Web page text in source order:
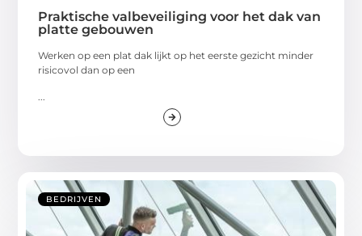
Praktische valbeveiliging voor het dak van
platte gebouwen
Werken op een plat dak lijkt op het eerste gezicht minder
risicovol dan op een
BEDRIJVEN